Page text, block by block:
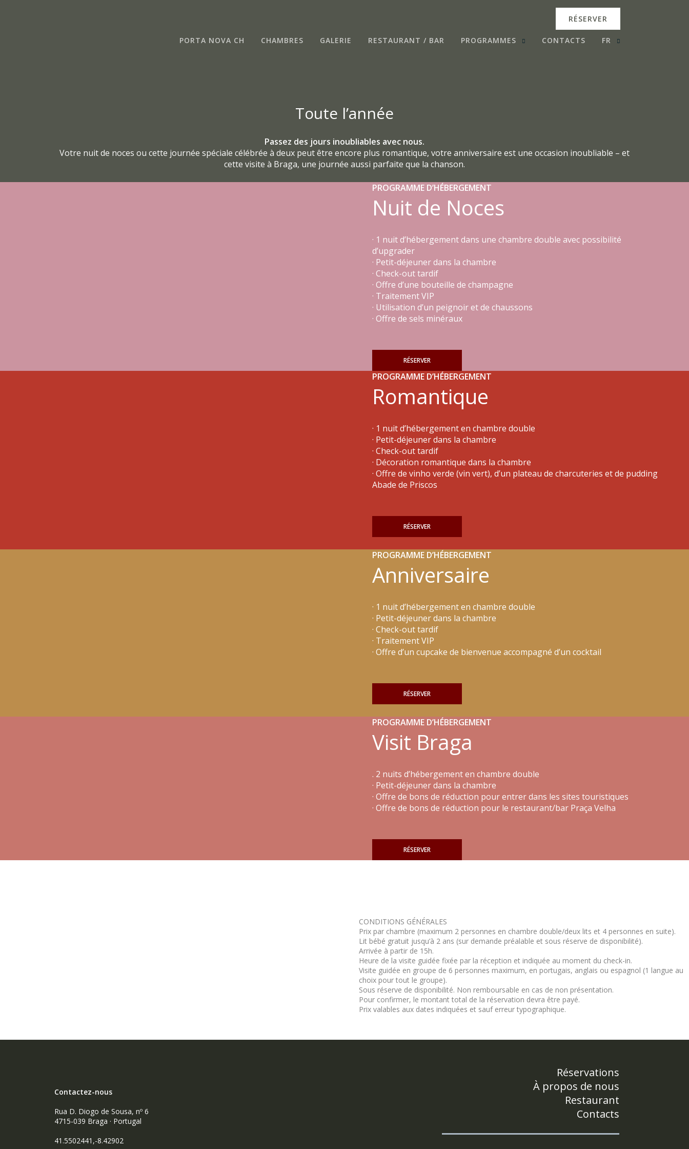
RÉSERVER
PORTA NOVA CH CHAMBRES GALERIE RESTAURANT / BAR PROGRAMMES CONTACTS FR
Toute l’année
Passez des jours inoubliables avec nous.
Votre nuit de noces ou cette journée spéciale célébrée à deux peut être encore plus romantique, votre anniversaire est une occasion inoubliable – et
cette visite à Braga, une journée aussi parfaite que la chanson.
PROGRAMME D’HÉBERGEMENT
Nuit de Noces
· 1 nuit d’hébergement dans une chambre double avec possibilité
d’upgrader
· Petit-déjeuner dans la chambre
· Check-out tardif
· Offre d’une bouteille de champagne
· Traitement VIP
· Utilisation d’un peignoir et de chaussons
· Offre de sels minéraux
RÉSERVER
PROGRAMME D’HÉBERGEMENT
Romantique
· 1 nuit d’hébergement en chambre double
· Petit-déjeuner dans la chambre
· Check-out tardif
· Décoration romantique dans la chambre
· Offre de vinho verde (vin vert), d’un plateau de charcuteries et de pudding
Abade de Priscos
RÉSERVER
PROGRAMME D’HÉBERGEMENT
Anniversaire
· 1 nuit d’hébergement en chambre double
· Petit-déjeuner dans la chambre
· Check-out tardif
· Traitement VIP
· Offre d’un cupcake de bienvenue accompagné d’un cocktail
RÉSERVER
PROGRAMME D’HÉBERGEMENT
Visit Braga
. 2 nuits d’hébergement en chambre double
· Petit-déjeuner dans la chambre
· Offre de bons de réduction pour entrer dans les sites touristiques
· Offre de bons de réduction pour le restaurant/bar Praça Velha
RÉSERVER
CONDITIONS GÉNÉRALES
Prix par chambre (maximum 2 personnes en chambre double/deux lits et 4 personnes en suite).
Lit bébé gratuit jusqu’à 2 ans (sur demande préalable et sous réserve de disponibilité).
Arrivée à partir de 15h.
Heure de la visite guidée fixée par la réception et indiquée au moment du check-in.
Visite guidée en groupe de 6 personnes maximum, en portugais, anglais ou espagnol (1 langue au
choix pour tout le groupe).
Sous réserve de disponibilité. Non remboursable en cas de non présentation.
Pour confirmer, le montant total de la réservation devra être payé.
Prix valables aux dates indiquées et sauf erreur typographique.
Contactez-nous
Rua D. Diogo de Sousa, nº 6
4715-039 Braga · Portugal
41.5502441,-8.42902
Réservations
À propos de nous
Restaurant
Contacts